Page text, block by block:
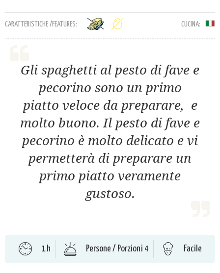
CARATTERISTICHE /FEATURES: CUCINA:
Gli spaghetti al pesto di fave e
pecorino sono un primo
piatto veloce da preparare, e
molto buono. Il pesto di fave e
pecorino è molto delicato e vi
permetterà di preparare un
primo piatto veramente
gustoso.
1 h Persone / Porzioni 4 Facile